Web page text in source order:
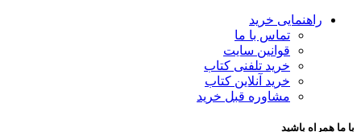
راهنمایی خرید
تماس با ما
قوانین سایت
خرید تلفنی کتاب
خرید آنلاین کتاب
مشاوره قبل خرید
با ما همراه باشید